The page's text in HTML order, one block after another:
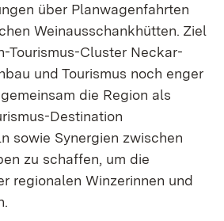
über Planwagenfahrten
Weinausschankhütten. Ziel
Tourismus-Cluster Neckar-
und Tourismus noch enger
die Region als
Destination
sowie Synergien zwischen
zu schaffen, um die
regionalen Winzerinnen und